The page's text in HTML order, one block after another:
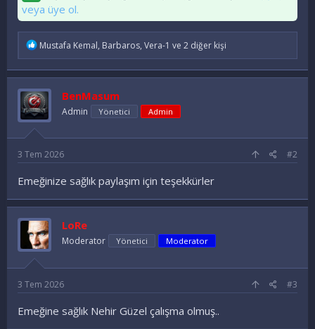
a
n
h
i
veya üye ol.
İ
d
e
l
e
r
:
Mustafa Kemal, Barbaros, Vera-1 ve 2 diğer kişi
BenMasum
Admin Yönetici Admin
3 Tem 2026 #2
Emeğinize sağlık paylaşım için teşekkürler
LoRe
Moderator Yönetici Moderator
3 Tem 2026 #3
Emeğine sağlık Nehir Güzel çalışma olmuş..